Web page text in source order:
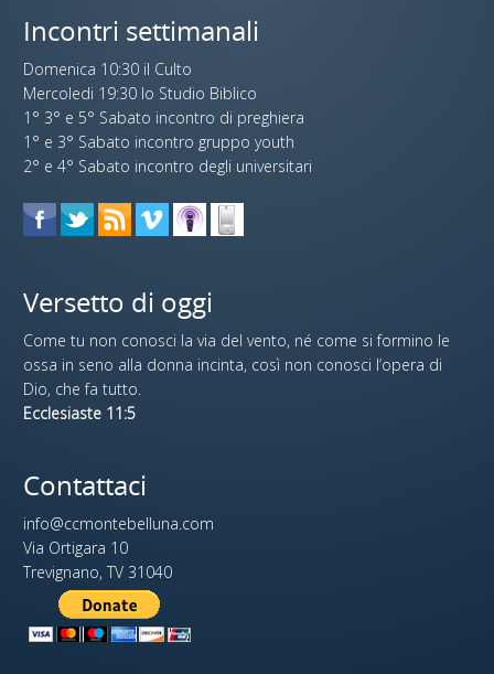
Incontri settimanali
Domenica 10:30 il Culto
Mercoledi 19:30 lo Studio Biblico
1° 3° e 5° Sabato incontro di preghiera
1° e 3° Sabato incontro gruppo youth
2° e 4° Sabato incontro degli universitari
Versetto di oggi
Come tu non conosci la via del vento, né come si formino le
ossa in seno alla donna incinta, così non conosci l’opera di
Dio, che fa tutto.
Ecclesiaste 11:5
Contattaci
info@ccmontebelluna.com
Via Ortigara 10
Trevignano, TV 31040